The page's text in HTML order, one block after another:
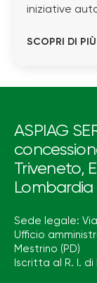
iniziative
SCOPRI DI PIÙ
ASPIAG
Triveneto,
Lombardia
Sede legale: Via
Ufficio
Mestrino (PD)
Iscritta al R. I.